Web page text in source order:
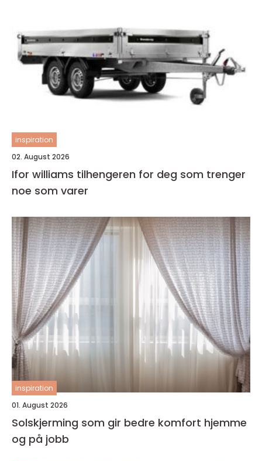
inspiration
02. August 2026
Ifor williams tilhengeren for deg som trenger
noe som varer
inspiration
01. August 2026
Solskjerming som gir bedre komfort hjemme
og på jobb